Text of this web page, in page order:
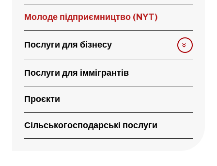
Молоде підприємництво (NYT)
Послуги для бізнесу
Послуги для іммігрантів
Проєкти
Сільськогосподарські послуги